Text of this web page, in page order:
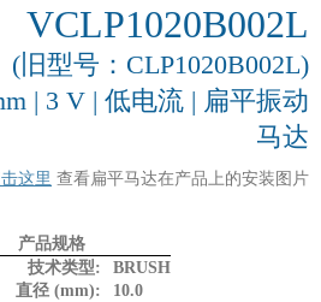
VCLP1020B002L
(旧型号：CLP1020B002L)
| 3 V | 低电流 | 扁平振动
马达
这里 查看扁平马达在产品上的安装图片
产品规格
技术类型:
BRUSH
直径 (mm):
10.0